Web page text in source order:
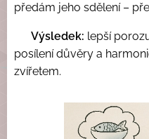
předám jeho sdělení –
Výsledek: lepší
posílení důvěry a
zvířetem.